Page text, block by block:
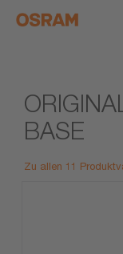
BASE
Zu allen 11